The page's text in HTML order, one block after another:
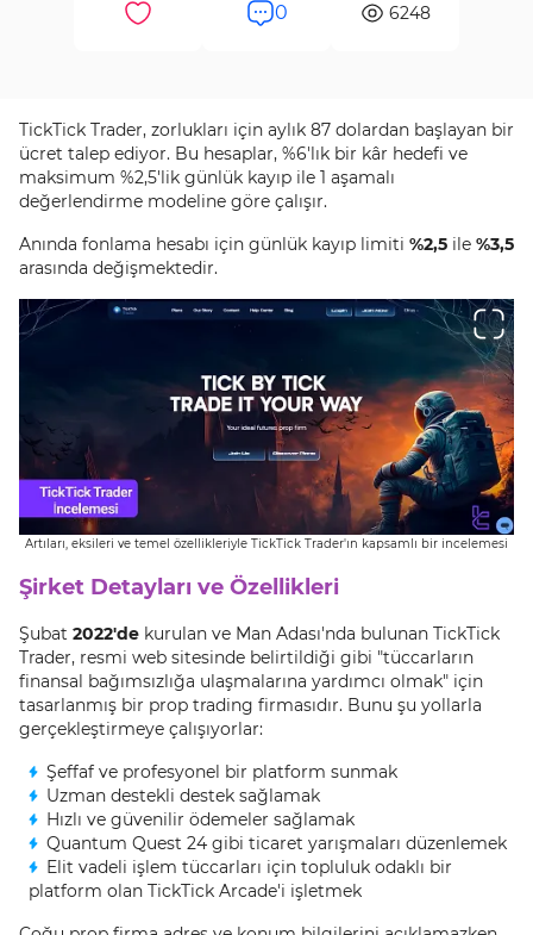
0 6248
TickTick Trader, zorlukları için aylık 87 dolardan başlayan bir
ücret talep ediyor. Bu hesaplar, %6'lık bir kâr hedefi ve
maksimum %2,5'lik günlük kayıp ile 1 aşamalı
değerlendirme modeline göre çalışır.
Anında fonlama hesabı için günlük kayıp limiti %2,5 ile %3,5
arasında değişmektedir.
Artıları, eksileri ve temel özellikleriyle TickTick Trader'ın kapsamlı bir incelemesi
Şirket Detayları ve Özellikleri
Şubat 2022'de kurulan ve Man Adası'nda bulunan TickTick
Trader, resmi web sitesinde belirtildiği gibi "tüccarların
finansal bağımsızlığa ulaşmalarına yardımcı olmak" için
tasarlanmış bir prop trading firmasıdır. Bunu şu yollarla
gerçekleştirmeye çalışıyorlar:
Şeffaf ve profesyonel bir platform sunmak
Uzman destekli destek sağlamak
Hızlı ve güvenilir ödemeler sağlamak
Quantum Quest 24 gibi ticaret yarışmaları düzenlemek
Elit vadeli işlem tüccarları için topluluk odaklı bir
platform olan TickTick Arcade'i işletmek